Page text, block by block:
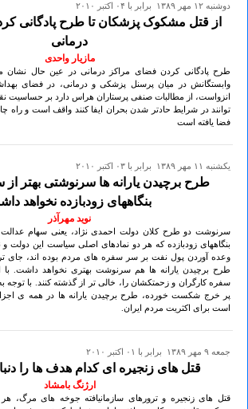
دوشنبه ۱۲ مهر ۱۳۸۹ برابر با ۰۴ اکتبر ۲۰۱۰
از قتل مشکوک پزشکان تا طرح پادگانی
درمانی
مازیار واحدی
طرح پادگانی کردن فضای مراکز درمانی در عین حال نشان
وابستگانش در میان پرسنل پزشکی و درمانی، در فضای
انزواست، از مطالبات صنفی پرستاران هراس دارد بر حساسیت
توانند در شرایط حادتر شدن بحران ایفا کنند واقف است و راه
فضا یافته است
يكشنبه ۱۱ مهر ۱۳۸۹ برابر با ۰۳ اکتبر ۲۰۱۰
طرح برچیدن یارانه ها سرنوشتی بهتر
بنگاههای زودبازده نخواهد
نوید مهرآذر
سرنوشت دو طرح کلان دولت احمدی نژاد، یعنی سهام عدالت
بنگاههای زودبازده که هر دو نمادهای اصلی سیاست این دولت
وعده آوردن پول نفت بر سر سفره های مردم بوده اند، جای
طرح برچیدن یارانه ها هم سرنوشت بهتری نخواهد داشت. با
سفره کارگران و زحمتکشان را، خالی تر از گذشته کنند. با
پر خرج شکست خورده، طرح برچیدن یارانه ها در همه ی
است برای اکثریت مردم ایران.
جمعه ۹ مهر ۱۳۸۹ برابر با ۰۱ اکتبر ۲۰۱۰
قتل های زنجیره ای کدام هدف ها را
ارژنگ بامشاد
قتل های زنجیره و ترورهای سازمانیافته جوخه های مرگ،